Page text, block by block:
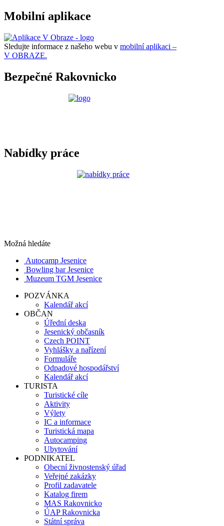
Mobilní aplikace
Sledujte informace z našeho webu v mobilní aplikaci –
V OBRAZE.
Bezpečné Rakovnicko
Nabídky práce
Možná hledáte
Autocamp Jesenice
Bowling bar Jesenice
Muzeum TGM Jesenice
POZVÁNKA
Kalendář akcí
OBČAN
Úřední deska
Jesenický občasník
Czech POINT
Vyhlášky a nařízení
Formuláře
Odpadové hospodářství
Kalendář akcí
TURISTA
Turistické cíle
Aktivity
Výlety
IC a informace
Turistická mapa
Autocamping
Ubytování
PODNIKATEL
Obecní živnostenský úřad
Veřejné zakázky
Profil zadavatele
Katalog firem
MAS Rakovnicko
ÚAP Rakovnicka
Státní správa